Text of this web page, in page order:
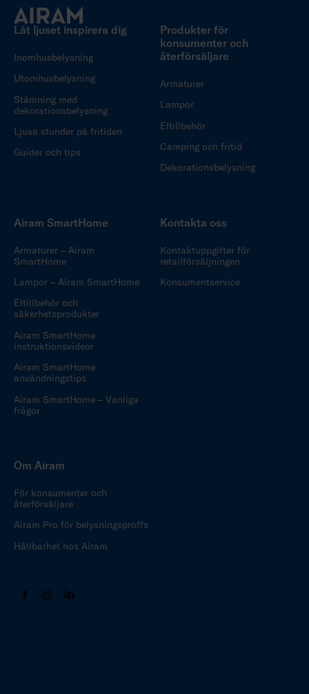
Låt ljuset inspirera dig
Inomhusbelysning
Utomhusbelysning
Stämning med
dekorationsbelysning
Ljusa stunder på fritiden
Guider och tips
Produkter för
konsumenter och
återförsäljare
Armaturer
Lampor
Eltillbehör
Camping och fritid
Dekorationsbelysning
Airam SmartHome
Armaturer – Airam
SmartHome
Lampor – Airam SmartHome
Eltillbehör och
säkerhetsprodukter
Airam SmartHome
instruktionsvideor
Airam SmartHome
användningstips
Airam SmartHome – Vanliga
frågor
Kontakta oss
Kontaktuppgifter för
retailförsäljningen
Konsumentservice
Om Airam
För konsumenter och
återförsäljare
Airam Pro för belysningsproffs
Hållbarhet hos Airam